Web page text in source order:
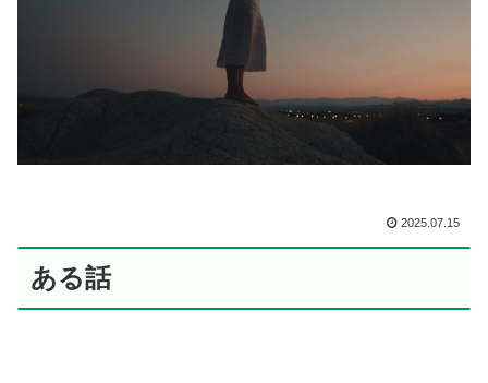
2025.07.15
ある話